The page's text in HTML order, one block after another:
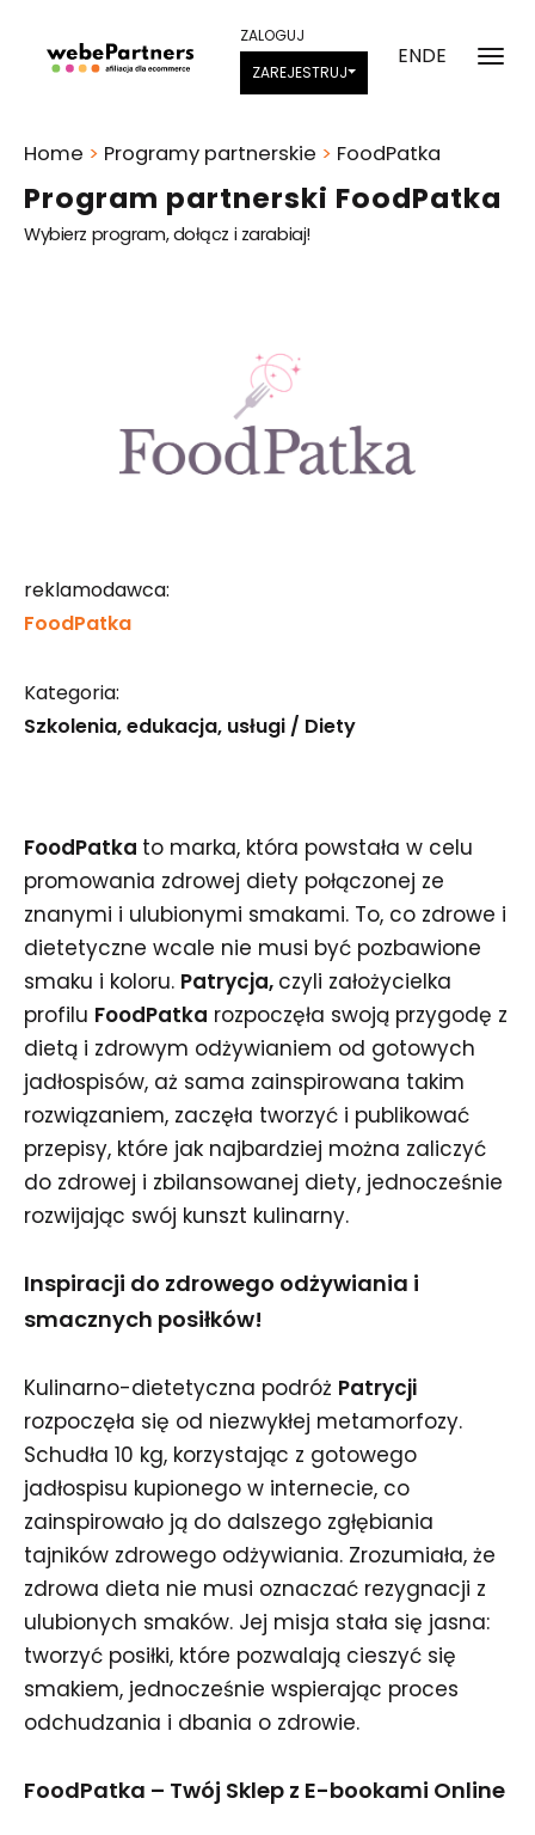
ENDE
ZALOGUJ
ZAREJESTRUJ
Program partnerski FoodPatka
Wybierz program, dołącz i zarabiaj!
Home > Programy partnerskie > FoodPatka
reklamodawca:
FoodPatka
Kategoria:
Szkolenia, edukacja, usługi / Diety
FoodPatka to marka, która powstała w celu
promowania zdrowej diety połączonej ze
znanymi i ulubionymi smakami. To, co zdrowe i
dietetyczne wcale nie musi być pozbawione
smaku i koloru. Patrycja, czyli założycielka
profilu FoodPatka rozpoczęła swoją przygodę z
dietą i zdrowym odżywianiem od gotowych
jadłospisów, aż sama zainspirowana takim
rozwiązaniem, zaczęła tworzyć i publikować
przepisy, które jak najbardziej można zaliczyć
do zdrowej i zbilansowanej diety, jednocześnie
rozwijając swój kunszt kulinarny.
Inspiracji do zdrowego odżywiania i
smacznych posiłków!
Kulinarno-dietetyczna podróż Patrycji
rozpoczęła się od niezwykłej metamorfozy.
Schudła 10 kg, korzystając z gotowego
jadłospisu kupionego w internecie, co
zainspirowało ją do dalszego zgłębiania
tajników zdrowego odżywiania. Zrozumiała, że
zdrowa dieta nie musi oznaczać rezygnacji z
ulubionych smaków. Jej misja stała się jasna:
tworzyć posiłki, które pozwalają cieszyć się
smakiem, jednocześnie wspierając proces
odchudzania i dbania o zdrowie.
FoodPatka – Twój Sklep z E-bookami Online